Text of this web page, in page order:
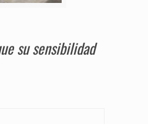
su sensibilidad